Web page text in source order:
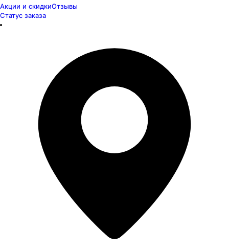
Акции и скидкиОтзывы
Статус заказа